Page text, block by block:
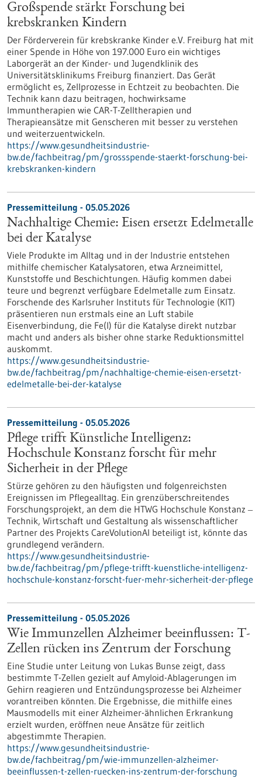
Großspende stärkt Forschung bei
krebskranken Kindern
Der Förderverein für krebskranke Kinder e.V. Freiburg hat mit
einer Spende in Höhe von 197.000 Euro ein wichtiges
Laborgerät an der Kinder- und Jugendklinik des
Universitätsklinikums Freiburg finanziert. Das Gerät
ermöglicht es, Zellprozesse in Echtzeit zu beobachten. Die
Technik kann dazu beitragen, hochwirksame
Immuntherapien wie CAR-T-Zelltherapien und
Therapieansätze mit Genscheren mit besser zu verstehen
und weiterzuentwickeln.
https://www.gesundheitsindustrie-
bw.de/fachbeitrag/pm/grossspende-staerkt-forschung-bei-
krebskranken-kindern
Pressemitteilung - 05.05.2026
Nachhaltige Chemie: Eisen ersetzt Edelmetalle
bei der Katalyse
Viele Produkte im Alltag und in der Industrie entstehen
mithilfe chemischer Katalysatoren, etwa Arzneimittel,
Kunststoffe und Beschichtungen. Häufig kommen dabei
teure und begrenzt verfügbare Edelmetalle zum Einsatz.
Forschende des Karlsruher Instituts für Technologie (KIT)
präsentieren nun erstmals eine an Luft stabile
Eisenverbindung, die Fe(I) für die Katalyse direkt nutzbar
macht und anders als bisher ohne starke Reduktionsmittel
auskommt.
https://www.gesundheitsindustrie-
bw.de/fachbeitrag/pm/nachhaltige-chemie-eisen-ersetzt-
edelmetalle-bei-der-katalyse
Pressemitteilung - 05.05.2026
Pflege trifft Künstliche Intelligenz:
Hochschule Konstanz forscht für mehr
Sicherheit in der Pflege
Stürze gehören zu den häufigsten und folgenreichsten
Ereignissen im Pflegealltag. Ein grenzüberschreitendes
Forschungsprojekt, an dem die HTWG Hochschule Konstanz ‒
Technik, Wirtschaft und Gestaltung als wissenschaftlicher
Partner des Projekts CareVolutionAI beteiligt ist, könnte das
grundlegend verändern.
https://www.gesundheitsindustrie-
bw.de/fachbeitrag/pm/pflege-trifft-kuenstliche-intelligenz-
hochschule-konstanz-forscht-fuer-mehr-sicherheit-der-pflege
Pressemitteilung - 05.05.2026
Wie Immunzellen Alzheimer beeinflussen: T-
Zellen rücken ins Zentrum der Forschung
Eine Studie unter Leitung von Lukas Bunse zeigt, dass
bestimmte T-Zellen gezielt auf Amyloid-Ablagerungen im
Gehirn reagieren und Entzündungsprozesse bei Alzheimer
vorantreiben könnten. Die Ergebnisse, die mithilfe eines
Mausmodells mit einer Alzheimer-ähnlichen Erkrankung
erzielt wurden, eröffnen neue Ansätze für zeitlich
abgestimmte Therapien.
https://www.gesundheitsindustrie-
bw.de/fachbeitrag/pm/wie-immunzellen-alzheimer-
beeinflussen-t-zellen-ruecken-ins-zentrum-der-forschung